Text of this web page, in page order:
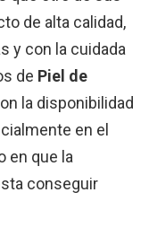
de alta calidad,
y con la cuidada
de Piel de
la disponibilidad
en el
en que la
conseguir